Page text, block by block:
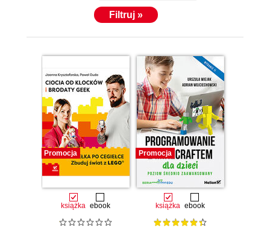
Filtruj »
Promocja
książka ebook
Promocja
książka ebook